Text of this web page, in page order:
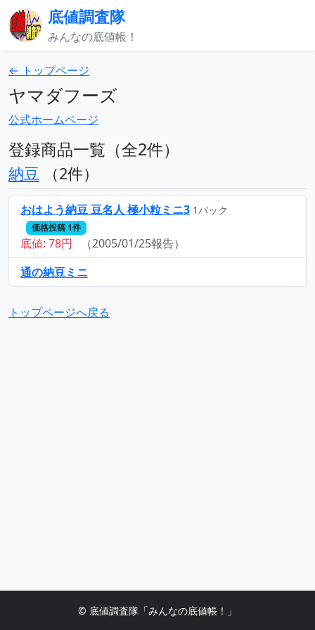
底値調査隊
みんなの底値帳！
← トップページ
ヤマダフーズ
公式ホームページ
登録商品一覧（全2件）
納豆 （2件）
おはよう納豆 豆名人 極小粒ミニ3 1パック
価格投稿 1件
底値: 78円
（2005/01/25報告）
通の納豆ミニ
トップページへ戻る
© 底値調査隊「みんなの底値帳！」